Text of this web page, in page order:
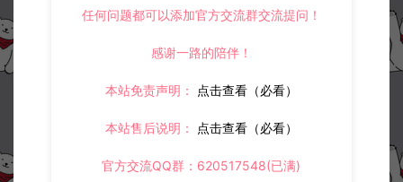
战神引擎-完整追杀功能实现视频教程
任何问题都可以添加官方交流群交流提问！
感谢一路的陪伴！
本站免责声明： 点击查看（必看）
本站售后说明： 点击查看（必看）
官方交流QQ群：620517548(已满)